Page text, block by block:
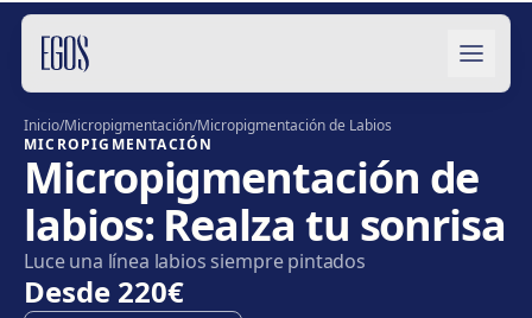
Saltar al contenido
Inicio/Micropigmentación/Micropigmentación de Labios
MICROPIGMENTACIÓN
Micropigmentación de
labios: Realza tu sonrisa
Luce una línea labios siempre pintados
Desde 220€